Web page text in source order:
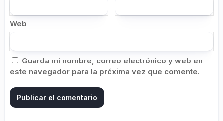
Web
Guarda mi nombre, correo electrónico y web en
este navegador para la próxima vez que comente.